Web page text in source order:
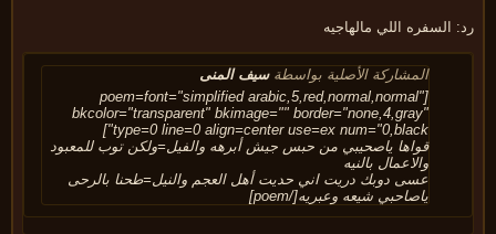
السفره اللي مالهاجيه
المشاركة الأصلية بواسطةسيف المنى
[poem=font="simplified arabic,5,red,normal,normal"
bkcolor="transparent" bkimage="" border="none,4,gray"
type=0 line=0 align=center use=ex num="0,black"]
قواها ياصحيبي من حبس جيش أبرهه والفيل=ولكن توب للمعبود
والاعمال بالنيه
عسى دوبك دريت اني حديت أهل العجم والنيل=طحنا بالرحى
ياصاحبي شيعه وعبريه[/poem]